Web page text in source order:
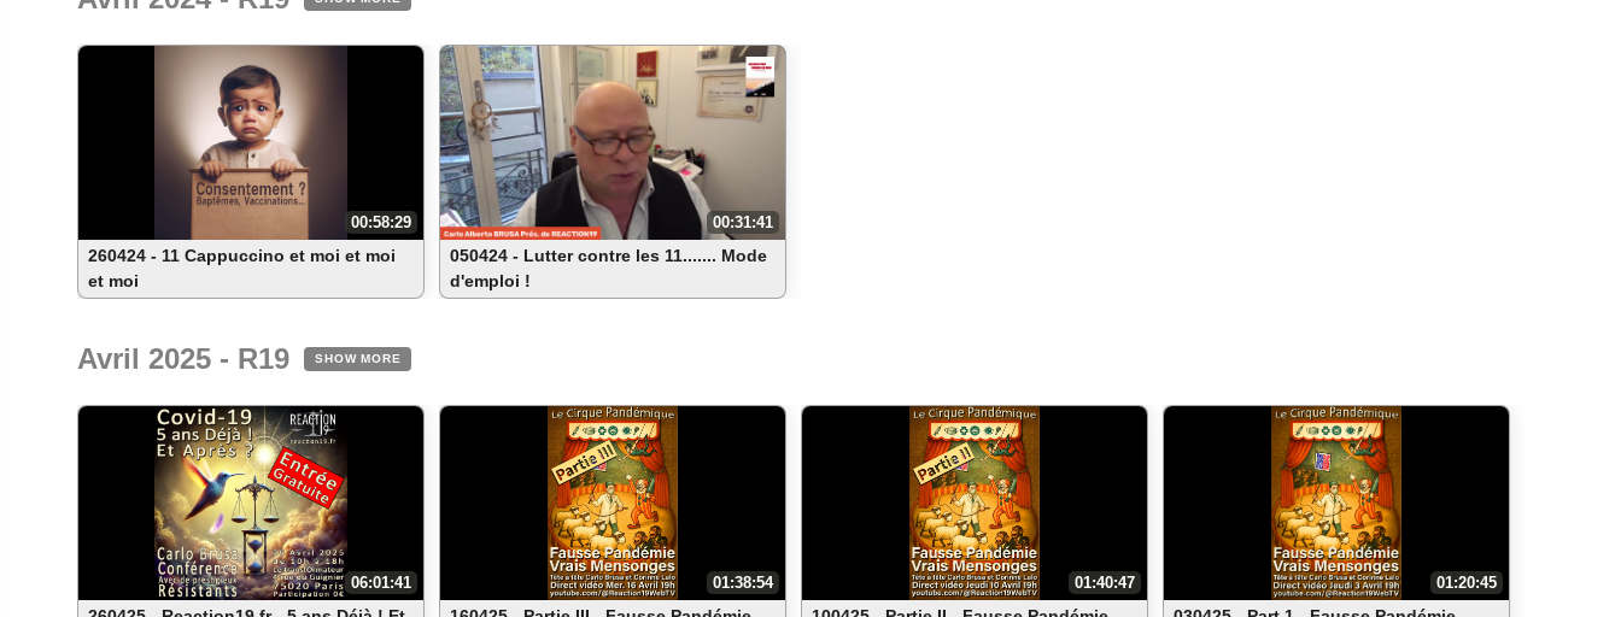
00:58:29
260424 - 11 Cappuccino et moi et moi
et moi
00:31:41
050424 - Lutter contre les 11....... Mode
d'emploi !
Avril 2025 - R19 SHOW MORE
06:01:41 01:38:54 01:40:47 01:20:45